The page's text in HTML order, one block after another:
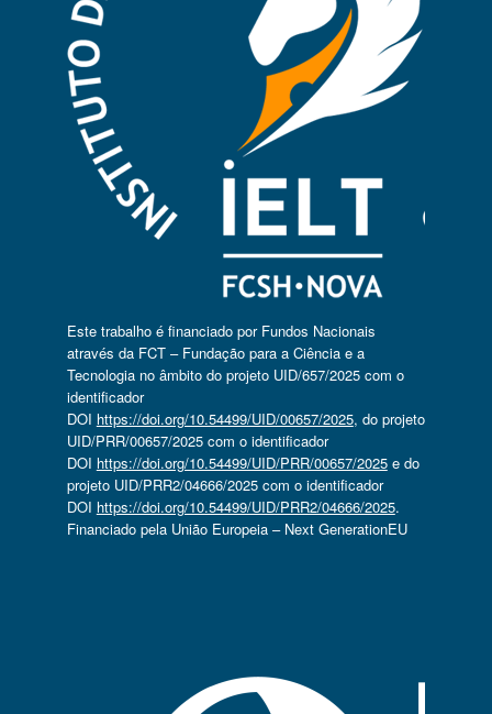
Este trabalho é financiado por Fundos Nacionais
através da FCT – Fundação para a Ciência e a
Tecnologia no âmbito do projeto UID/657/2025 com o
identificador
DOI https://doi.org/10.54499/UID/00657/2025, do projeto
UID/PRR/00657/2025 com o identificador
DOI https://doi.org/10.54499/UID/PRR/00657/2025e do
projeto UID/PRR2/04666/2025 com o identificador
DOI https://doi.org/10.54499/UID/PRR2/04666/2025.
Financiado pela União Europeia – Next GenerationEU